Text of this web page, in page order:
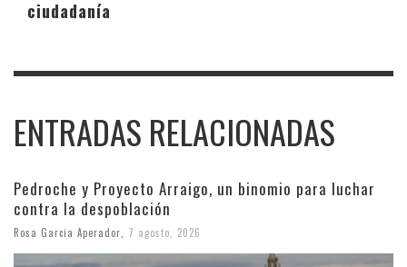
ciudadanía
ENTRADAS RELACIONADAS
Pedroche y Proyecto Arraigo, un binomio para luchar
contra la despoblación
Rosa Garcia Aperador 7 agosto, 2026